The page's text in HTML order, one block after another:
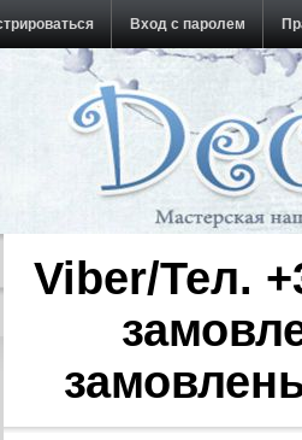
Вход с паролем
Viber/Тел.